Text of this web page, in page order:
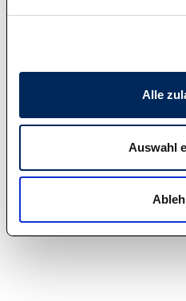
Alle
Auswahl